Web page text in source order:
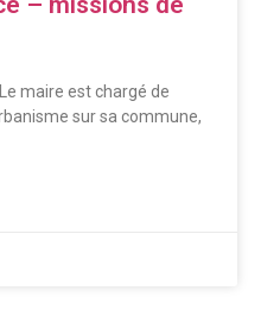
maire est chargé de
sur sa commune,